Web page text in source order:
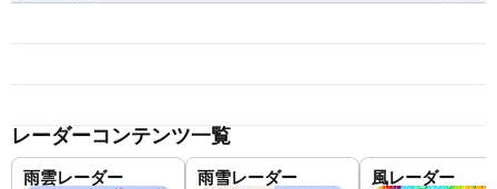
レーダーコンテンツ一覧
雨雲レーダー 雨雪レーダー 風レーダー